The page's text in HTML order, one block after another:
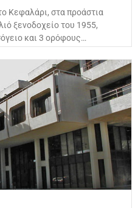
Κεφαλάρι, στα προάστια
ξενοδοχείο του 1955,
και 3 ορόφους…